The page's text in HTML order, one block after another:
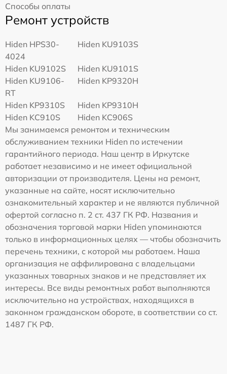
Способы оплаты
Ремонт устройств
Hiden HPS30-
4024
Hiden KU9103S
Hiden KU9102S
Hiden KU9101S
Hiden KU9106-
RT
Hiden KP9320H
Hiden KP9310S
Hiden KP9310H
Hiden KC910S
Hiden KC906S
Мы занимаемся ремонтом и техническим
обслуживанием техники Hiden по истечении
гарантийного периода. Наш центр в Иркутске
работает независимо и не имеет официальной
авторизации от производителя. Цены на ремонт,
указанные на сайте, носят исключительно
ознакомительный характер и не являются публичной
офертой согласно п. 2 ст. 437 ГК РФ. Названия и
обозначения торговой марки Hiden упоминаются
только в информационных целях — чтобы обозначить
перечень техники, с которой мы работаем. Наша
организация не аффилирована с владельцами
указанных товарных знаков и не представляет их
интересы. Все виды ремонтных работ выполняются
исключительно на устройствах, находящихся в
законном гражданском обороте, в соответствии со ст.
1487 ГК РФ.